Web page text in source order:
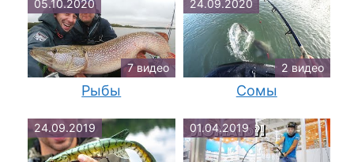
05.10.2020
7 видео
Рыбы
24.09.2020
2 видео
Сомы
24.09.2019 01.04.2019